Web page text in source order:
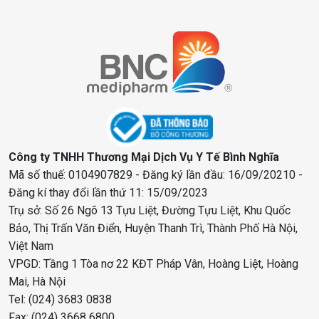
Công ty TNHH Thương Mại Dịch Vụ Y Tế Bình Nghĩa
Mã số thuế: 0104907829 - Đăng ký lần đầu: 16/09/20210 -
Đăng kí thay đổi lần thứ 11: 15/09/2023
Trụ sở: Số 26 Ngõ 13 Tựu Liệt, Đường Tựu Liệt, Khu Quốc
Bảo, Thị Trấn Văn Điển, Huyện Thanh Trì, Thành Phố Hà Nội,
Việt Nam
VPGD: Tầng 1 Tòa nơ 22 KĐT Pháp Vân, Hoàng Liệt, Hoàng
Mai, Hà Nội
Tel: (024) 3683 0838